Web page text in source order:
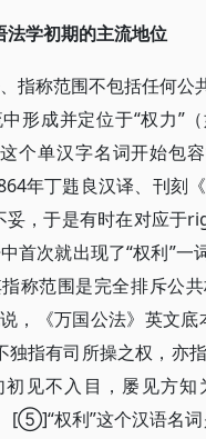
法学初期的主流地位
指称范围不包括任何公
形成并定位于“权力”（
个单汉字名词开始包容
年丁韪良汉译、刊刻
，于是有时在对应于
首次就出现了“权利”一
指称范围是完全排斥
，《万国公法》英文底
指有司所操之权，亦
见不入目，屡见方知
[⑤]“权利”这个汉语名